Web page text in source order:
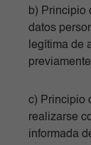
b) Principio
datos
legítima de
c) Principio
realizarse
informada